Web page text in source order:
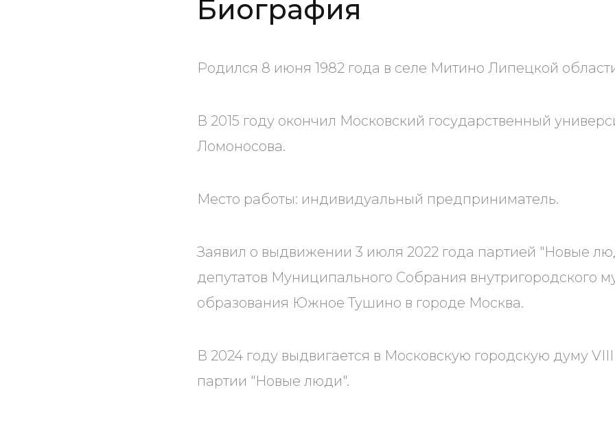
Биография
Родился 8 июня 1982 года в селе Митино Липецкой
В 2015 году окончил Московский государственный
Ломоносова.
Место работы: индивидуальный предприниматель.
Заявил о выдвижении 3 июля 2022 года партией "Новые
депутатов Муниципального Собрания внутригородского
образования Южное Тушино в городе Москва.
В 2024 году выдвигается в Московскую городскую думу
партии "Новые люди".